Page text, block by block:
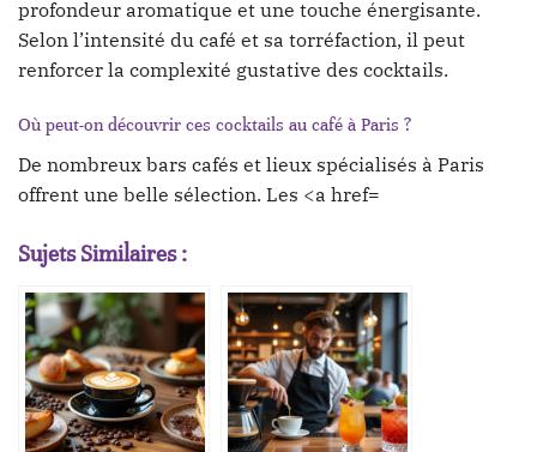
profondeur aromatique et une touche énergisante.
Selon l’intensité du café et sa torréfaction, il peut
renforcer la complexité gustative des cocktails.
Où peut-on découvrir ces cocktails au café à Paris ?
De nombreux bars cafés et lieux spécialisés à Paris
offrent une belle sélection. Les <a href=
Sujets Similaires :